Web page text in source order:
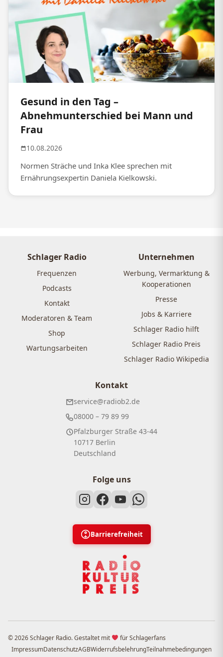
Gesund in den Tag –
Abnehmunterschied bei Mann und
Frau
10.08.2026
Normen Sträche und Inka Klee sprechen mit
Ernährungsexpertin Daniela Kielkowski.
Schlager Radio
Frequenzen
Podcasts
Kontakt
Moderatoren & Team
Shop
Wartungsarbeiten
Unternehmen
Werbung, Vermarktung &
Kooperationen
Presse
Jobs & Karriere
Schlager Radio hilft
Schlager Radio Preis
Schlager Radio Wikipedia
Kontakt
service@radiob2.de
08000 – 79 89 99
Pfalzburger Straße 43-44
10717 Berlin
Deutschland
Folge uns
Barrierefreiheit
© 2026 Schlager Radio. Gestaltet mit
für Schlagerfans
ImpressumDatenschutzAGBWiderrufsbelehrungTeilnahmebedingungen